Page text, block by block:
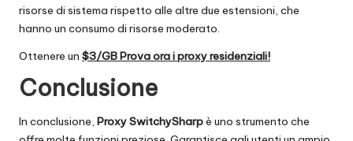
risorse di sistema rispetto alle altre due estensioni, che
hanno un consumo di risorse moderato.
Ottenere un $3/GB Prova ora i proxy residenziali!
Conclusione
In conclusione, Proxy SwitchySharpè uno strumento che